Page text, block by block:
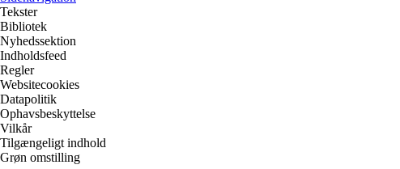
Tekster
Bibliotek
Nyhedssektion
Indholdsfeed
Regler
Websitecookies
Datapolitik
Ophavsbeskyttelse
Vilkår
Tilgængeligt indhold
Grøn omstilling